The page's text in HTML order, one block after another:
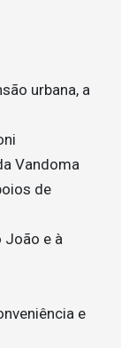
urbana, a
Vandoma
de
João e à
e